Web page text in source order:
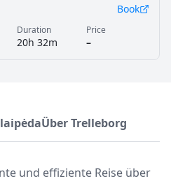
Book
Duration
20h 32m
Price
–
Über Trelleborg
und effiziente Reise über